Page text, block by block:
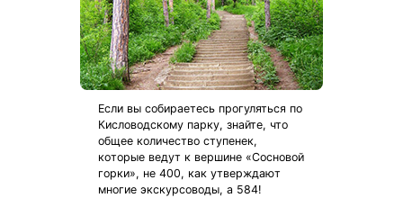
Если вы собираетесь прогуляться по
Кисловодскому парку, знайте, что
общее количество ступенек,
которые ведут к вершине «Сосновой
горки», не 400, как утверждают
многие экскурсоводы, а 584!